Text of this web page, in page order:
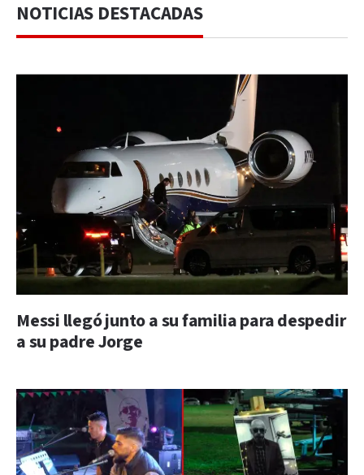
NOTICIAS DESTACADAS
Messi llegó junto a su familia para despedir
a su padre Jorge